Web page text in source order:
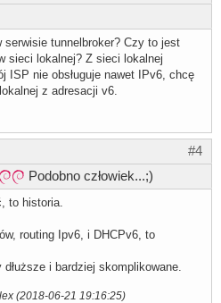
tunnelbroker? Czy to jest
sieci lokalnej? Z sieci lokalnej
ISP nie obsługuje nawet IPv6, chcę
z adresacji v6.
#4
Podobno człowiek...;)
to historia.
routing Ipv6, i DHCPv6, to
i bardziej skomplikowane.
(2018-06-21 19:16:25)